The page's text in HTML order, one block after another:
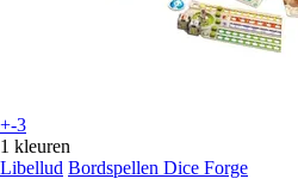
+-3
1 kleuren
Libellud Bordspellen Dice Forge